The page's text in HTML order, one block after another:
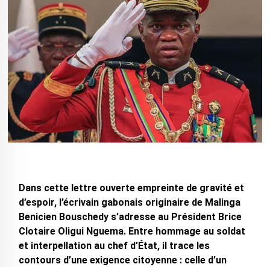
Dans cette lettre ouverte empreinte de gravité et
d’espoir, l’écrivain gabonais originaire de Malinga
Benicien Bouschedy s’adresse au Président Brice
Clotaire Oligui Nguema. Entre hommage au soldat
et interpellation au chef d’État, il trace les
contours d’une exigence citoyenne : celle d’un